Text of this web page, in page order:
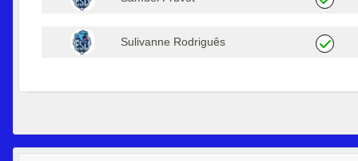
Sulivanne Rodriguês